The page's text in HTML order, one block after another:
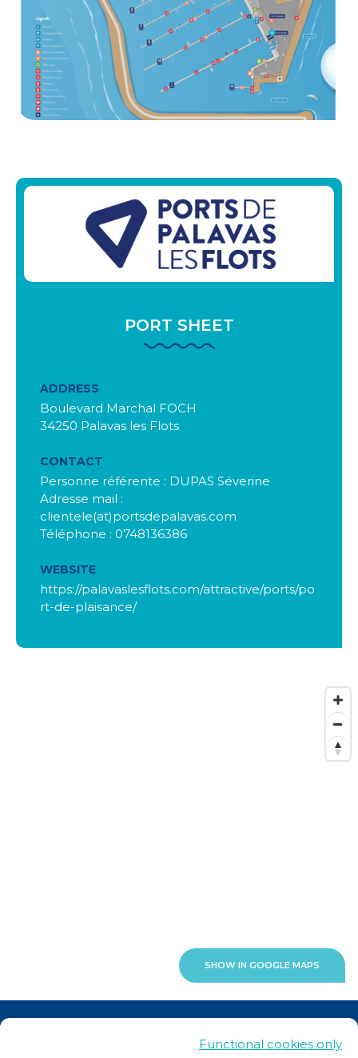
Functional cookies only
PORT SHEET
ADDRESS
Boulevard Marchal FOCH
34250 Palavas les Flots
CONTACT
Personne référente : DUPAS Séverine
Adresse mail :
clientele(at)portsdepalavas.com
Téléphone : 0748136386
WEBSITE
https://palavaslesflots.com/attractive/ports/po
rt-de-plaisance/
SHOW IN GOOGLE MAPS